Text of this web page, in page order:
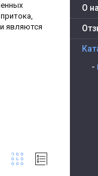
являются
О